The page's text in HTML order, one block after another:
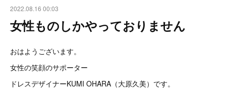
2022.08.16 00:03
女性ものしかやっておりません
おはようございます。
女性の笑顔のサポーター
ドレスデザイナーKUMI OHARA（大原久美）です。